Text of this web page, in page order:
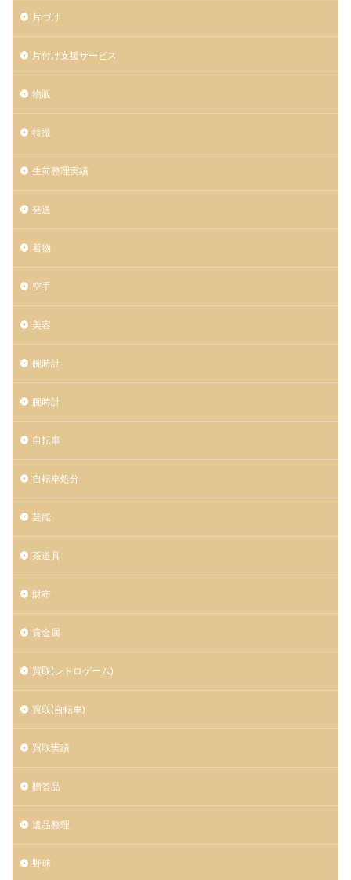
片づけ
片付け支援サービス
物販
特撮
生前整理実績
発送
着物
空手
美容
腕時計
腕時計
自転車
自転車処分
芸能
茶道具
財布
貴金属
買取(レトロゲーム)
買取(自転車)
買取実績
贈答品
遺品整理
野球